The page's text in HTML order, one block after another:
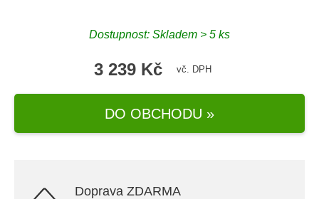
Dostupnost: Skladem > 5 ks
3 239 Kč vč. DPH
DO OBCHODU »
Doprava ZDARMA